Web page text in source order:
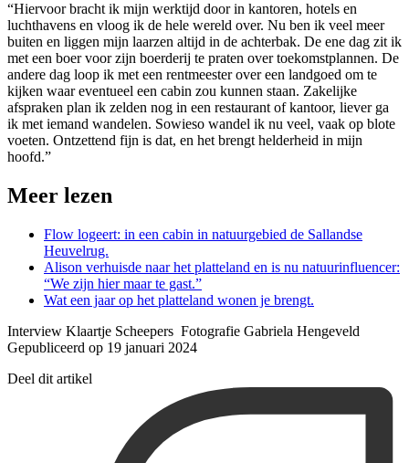
“Hiervoor bracht ik mijn werktijd door in kantoren, hotels en
luchthavens en vloog ik de hele wereld over. Nu ben ik veel meer
buiten en liggen mijn laarzen altijd in de achterbak. De ene dag zit ik
met een boer voor zijn boerderij te praten over toekomstplannen. De
andere dag loop ik met een rentmeester over een landgoed om te
kijken waar eventueel een cabin zou kunnen staan. Zakelijke
afspraken plan ik zelden nog in een restaurant of kantoor, liever ga
ik met iemand wandelen. Sowieso wandel ik nu veel, vaak op blote
voeten. Ontzettend fijn is dat, en het brengt helderheid in mijn
hoofd.”
Meer lezen
Flow logeert: in een cabin in natuurgebied de Sallandse
Heuvelrug.
Alison verhuisde naar het platteland en is nu natuurinfluencer:
“We zijn hier maar te gast.”
Wat een jaar op het platteland wonen je brengt.
Interview Klaartje Scheepers Fotografie Gabriela Hengeveld
Gepubliceerd op 19 januari 2024
Deel dit artikel